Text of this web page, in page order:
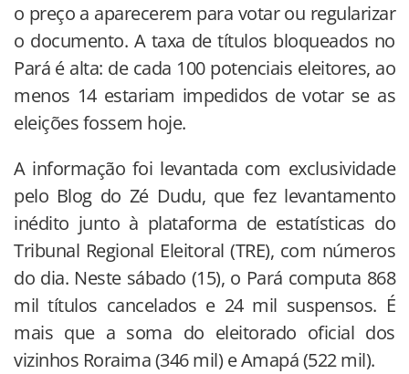
o preço a aparecerem para votar ou regularizar
o documento. A taxa de títulos bloqueados no
Pará é alta: de cada 100 potenciais eleitores, ao
menos 14 estariam impedidos de votar se as
eleições fossem hoje.
A informação foi levantada com exclusividade
pelo Blog do Zé Dudu, que fez levantamento
inédito junto à plataforma de estatísticas do
Tribunal Regional Eleitoral (TRE), com números
do dia. Neste sábado (15), o Pará computa 868
mil títulos cancelados e 24 mil suspensos. É
mais que a soma do eleitorado oficial dos
vizinhos Roraima (346 mil) e Amapá (522 mil).